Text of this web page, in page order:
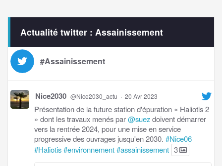
Actualité twitter : Assainissement
#Assainissement
Nice2030 @Nice2030_actu · 20 Avr 2023
Présentation de la future station d'épuration « Haliotis 2
» dont les travaux menés par@suezdoivent démarrer
vers la rentrée 2024, pour une mise en service
progressive des ouvrages jusqu'en 2030. #Nice06
#Haliotis#environnement#assainissement 3